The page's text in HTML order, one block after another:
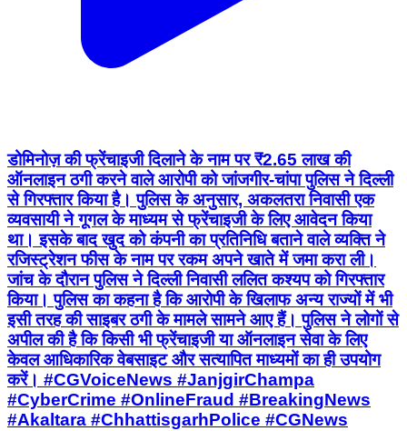
डोमिनोज़ की फ्रेंचाइजी दिलाने के नाम पर ₹2.65 लाख की
ऑनलाइन ठगी करने वाले आरोपी को जांजगीर-चांपा पुलिस ने दिल्ली
से गिरफ्तार किया है। पुलिस के अनुसार, अकलतरा निवासी एक
व्यवसायी ने गूगल के माध्यम से फ्रेंचाइजी के लिए आवेदन किया
था। इसके बाद खुद को कंपनी का प्रतिनिधि बताने वाले व्यक्ति ने
रजिस्ट्रेशन फीस के नाम पर रकम अपने खाते में जमा करा ली।
जांच के दौरान पुलिस ने दिल्ली निवासी ललित कश्यप को गिरफ्तार
किया। पुलिस का कहना है कि आरोपी के खिलाफ अन्य राज्यों में भी
इसी तरह की साइबर ठगी के मामले सामने आए हैं। पुलिस ने लोगों से
अपील की है कि किसी भी फ्रेंचाइजी या ऑनलाइन सेवा के लिए
केवल आधिकारिक वेबसाइट और सत्यापित माध्यमों का ही उपयोग
करें। #CGVoiceNews #JanjgirChampa
#CyberCrime #OnlineFraud #BreakingNews
#Akaltara #ChhattisgarhPolice #CGNews